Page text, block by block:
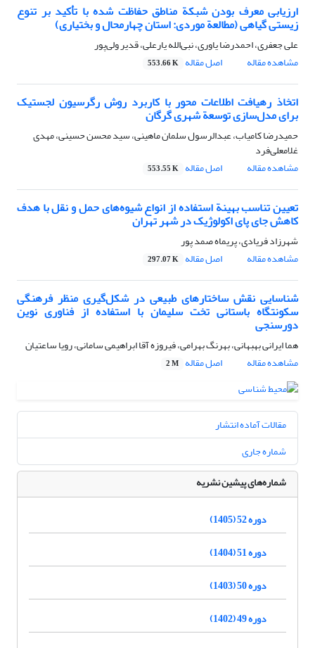
ارزیابی معرف بودن شبکة مناطق حفاظت شده با تأکید بر تنوع
زیستی گیاهی (مطالعة موردی: استان چهارمحال و بختیاری)
علی جعفری، احمد‌رضا یاوری، نبی‌الله یار‌علی، قدیر ولی‌پور
مشاهده مقاله
اصل مقاله 553.66 K
اتخاذ رهیافت اطلاعات محور با کاربرد روش رگرسیون لجستیک
برای مدل‌سازی توسعة شهری گرگان
حمیدرضا کامیاب، عبدالرسول سلمان ماهینی، سید محسن حسینی، مهدی
غلامعلی‌فرد
مشاهده مقاله
اصل مقاله 553.55 K
تعیین تناسب بهینة استفاده از انواع شیوه‌های حمل و نقل با هدف
کاهش جای پای اکولوژیک در شهر تهران
شهرزاد فریادی، پریماه صمد پور
مشاهده مقاله
اصل مقاله 297.07 K
شناسایی نقش ساختارهای طبیعی در شکل‌گیری منظر فرهنگی
سکونتگاه باستانی تخت سلیمان با استفاده از فناوری نوین
دورسنجی
هما ایرانی بهبهانی، بهرنگ بهرامی، فیروزه آقا ابراهیمی سامانی، رویا ساعتیان
مشاهده مقاله
اصل مقاله 2 M
مقالات آماده انتشار
شماره جاری
شماره‌های پیشین نشریه
دوره 52 (1405)
دوره 51 (1404)
دوره 50 (1403)
دوره 49 (1402)